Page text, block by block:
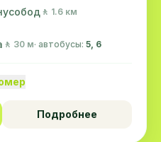
🚶 1.6 км
🚶 30 м· автобусы: 5, 6
Подробнее